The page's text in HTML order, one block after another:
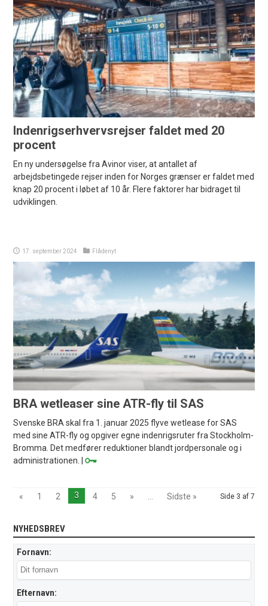
Indenrigserhvervsrejser faldet med 20
procent
En ny undersøgelse fra Avinor viser, at antallet af
arbejdsbetingede rejser inden for Norges grænser er faldet med
knap 20 procent i løbet af 10 år. Flere faktorer har bidraget til
udviklingen.
17. september 2024 Flådenyt
BRA wetleaser sine ATR-fly til SAS
Svenske BRA skal fra 1. januar 2025 flyve wetlease for SAS
med sine ATR-fly og opgiver egne indenrigsruter fra Stockholm-
Bromma. Det medfører reduktioner blandt jordpersonale og i
administrationen. |
Side 3 af 7
« 1 2 3 4 5 » Sidste »
NYHEDSBREV
Fornavn:
Efternavn: